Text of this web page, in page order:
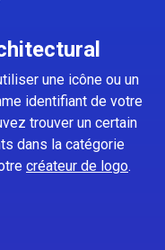
une icône ou un
identifiant de votre
trouver un certain
dans la catégorie
créateur de logo.